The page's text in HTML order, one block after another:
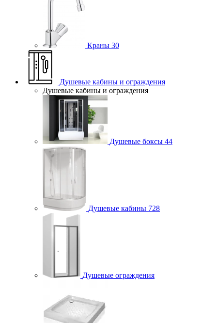
Краны 30
Душевые кабины и ограждения
Душевые кабины и ограждения
Душевые боксы 44
Душевые кабины 728
Душевые ограждения